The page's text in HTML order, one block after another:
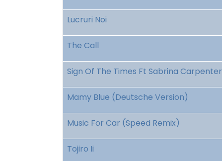
Lucruri Noi
The Call
Sign Of The Times Ft Sabrina Carpenter
Mamy Blue (Deutsche Version)
Music For Car (Speed Remix)
Tojiro Ii